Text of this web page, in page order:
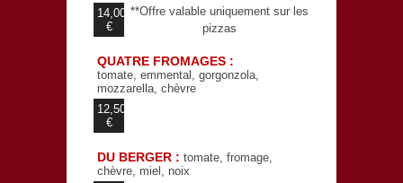
14,00
€
QUATRE FROMAGES :
tomate, emmental, gorgonzola,
mozzarella, chèvre
12,50
€
DU BERGER : tomate, fromage,
chèvre, miel, noix
**Offre valable uniquement sur les
pizzas